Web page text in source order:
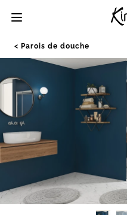
Parois de douche